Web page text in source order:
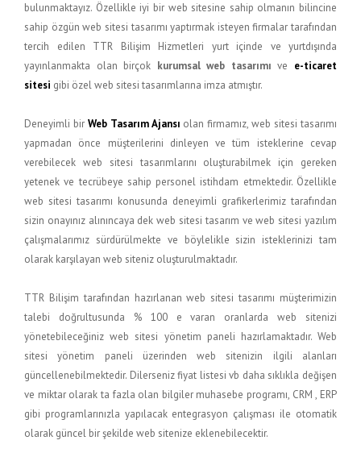
bulunmaktayız. Özellikle iyi bir web sitesine sahip olmanın bilincine
sahip özgün web sitesi tasarımı yaptırmak isteyen firmalar tarafından
tercih edilen TTR Bilişim Hizmetleri yurt içinde ve yurtdışında
yayınlanmakta olan birçok kurumsal web tasarımı ve e-ticaret
sitesi gibi özel web sitesi tasarımlarına imza atmıştır.
Deneyimli birWeb Tasarım Ajansı olan firmamız, web sitesi tasarımı
yapmadan önce müşterilerini dinleyen ve tüm isteklerine cevap
verebilecek web sitesi tasarımlarını oluşturabilmek için gereken
yetenek ve tecrübeye sahip personel istihdam etmektedir. Özellikle
web sitesi tasarımı konusunda deneyimli grafikerlerimiz tarafından
sizin onayınız alınıncaya dek web sitesi tasarım ve web sitesi yazılım
çalışmalarımız sürdürülmekte ve böylelikle sizin isteklerinizi tam
olarak karşılayan web siteniz oluşturulmaktadır.
TTR Bilişim tarafından hazırlanan web sitesi tasarımı müşterimizin
talebi doğrultusunda % 100 e varan oranlarda web sitenizi
yönetebileceğiniz web sitesi yönetim paneli hazırlamaktadır. Web
sitesi yönetim paneli üzerinden web sitenizin ilgili alanları
güncellenebilmektedir. Dilerseniz fiyat listesi vb daha sıklıkla değişen
ve miktar olarak ta fazla olan bilgiler muhasebe programı, CRM , ERP
gibi programlarınızla yapılacak entegrasyon çalışması ile otomatik
olarak güncel bir şekilde web sitenize eklenebilecektir.